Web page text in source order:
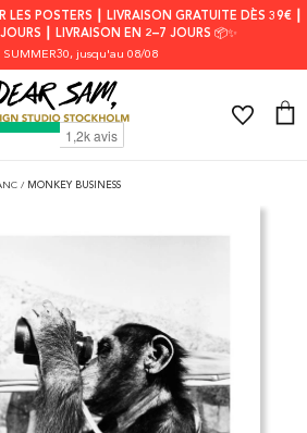
POSTERS ┃ LIVRAISON GRATUITE DÈS 39€ ┃
┃ LIVRAISON EN 2–7 JOURS 📦✨
SUMMER30, jusqu'au 08/08
/ MONKEY BUSINESS